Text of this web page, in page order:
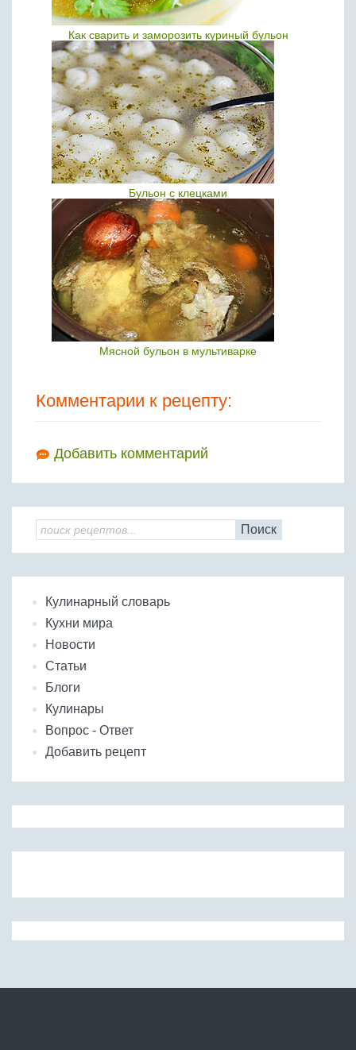
Как сварить и заморозить куриный бульон
Бульон с клецками
Мясной бульон в мультиварке
Комментарии к рецепту:
Добавить комментарий
Поиск
Кулинарный словарь
Кухни мира
Новости
Статьи
Блоги
Кулинары
Вопрос - Ответ
Добавить рецепт